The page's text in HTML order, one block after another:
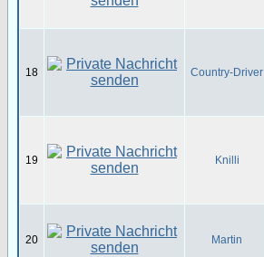
18 Country-Driver
19 Knilli
20 Martin